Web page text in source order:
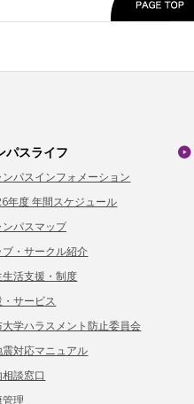
パスライフ
ンパスインフォメーション
年度 年間スケジュール
ンパスマップ
ブ・サークル紹介
生活支援・制度
・サービス
大学ハラスメント防止委員会
震対応マニュアル
相談窓口
管理